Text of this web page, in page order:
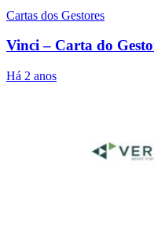
Cartas dos Gestores
Vinci – Carta do
Há 2 anos